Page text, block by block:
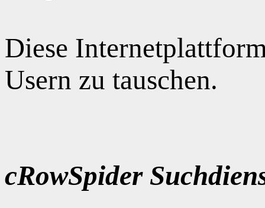
Diese
Usern zu tauschen.
cRowSpider